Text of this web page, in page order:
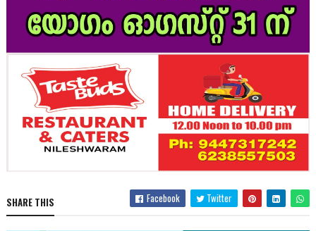
SHARE THIS Facebook Twitter